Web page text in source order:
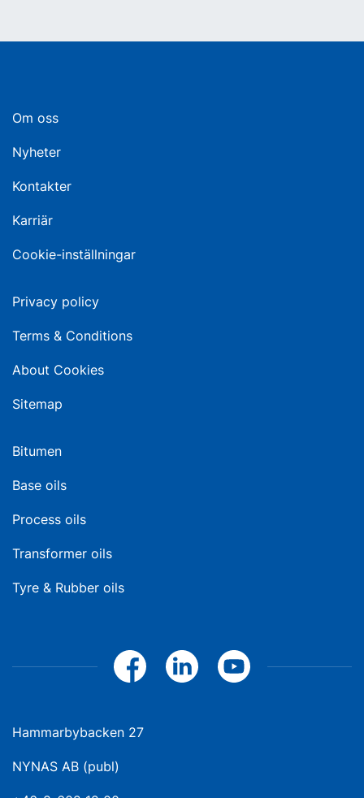
Om oss
Nyheter
Kontakter
Karriär
Cookie-inställningar
Privacy policy
Terms & Conditions
About Cookies
Sitemap
Bitumen
Base oils
Process oils
Transformer oils
Tyre & Rubber oils
Hammarbybacken 27
NYNAS AB (publ)